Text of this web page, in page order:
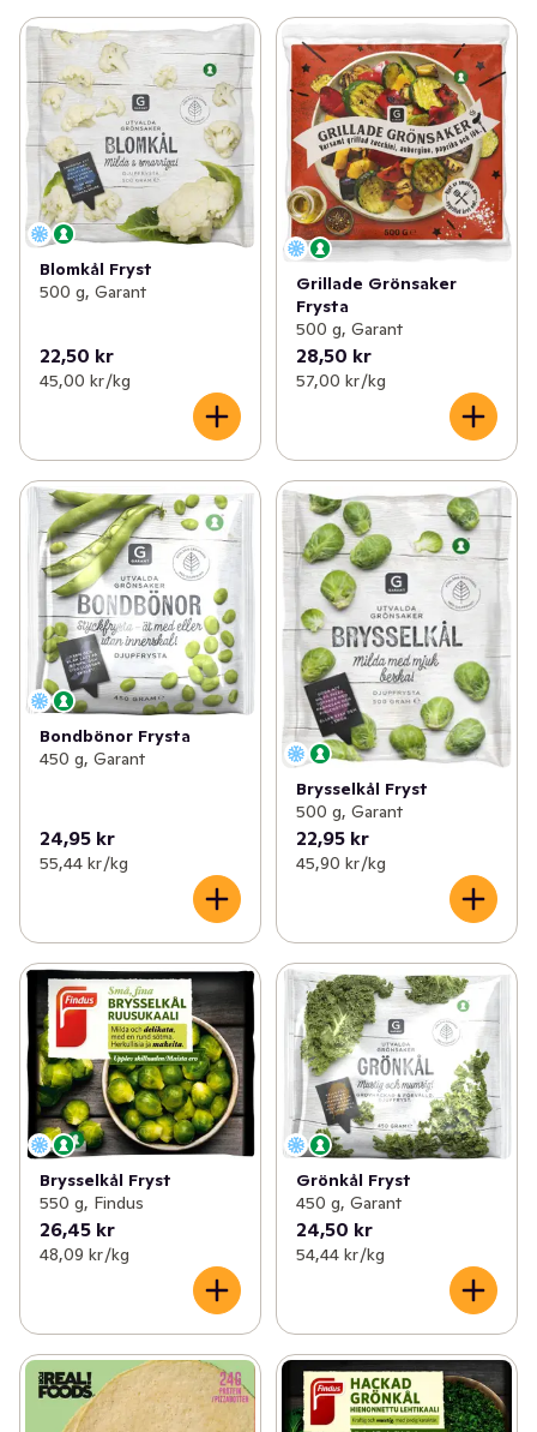
Blomkål Fryst
500 g, Garant
22,50 kr
45,00 kr /kg
Grillade Grönsaker
Frysta
500 g, Garant
28,50 kr
57,00 kr /kg
Bondbönor Frysta
450 g, Garant
24,95 kr
55,44 kr /kg
Brysselkål Fryst
500 g, Garant
22,95 kr
45,90 kr /kg
Brysselkål Fryst
550 g, Findus
26,45 kr
48,09 kr /kg
Grönkål Fryst
450 g, Garant
24,50 kr
54,44 kr /kg